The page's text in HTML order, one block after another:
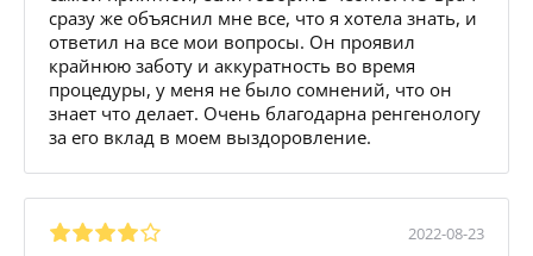
сразу же объяснил мне все, что я хотела знать, и
ответил на все мои вопросы. Он проявил
крайнюю заботу и аккуратность во время
процедуры, у меня не было сомнений, что он
знает что делает. Очень благодарна ренгенологу
за его вклад в моем выздоровление.
2022-08-23